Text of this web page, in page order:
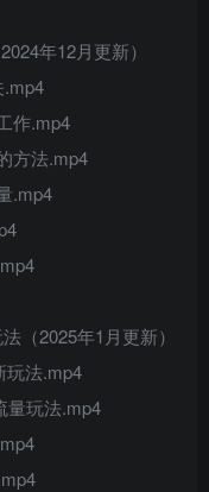
年12月更新）
.mp4
作.mp4
方法.mp4
.mp4
（2025年1月更新）
玩法.mp4
量玩法.mp4